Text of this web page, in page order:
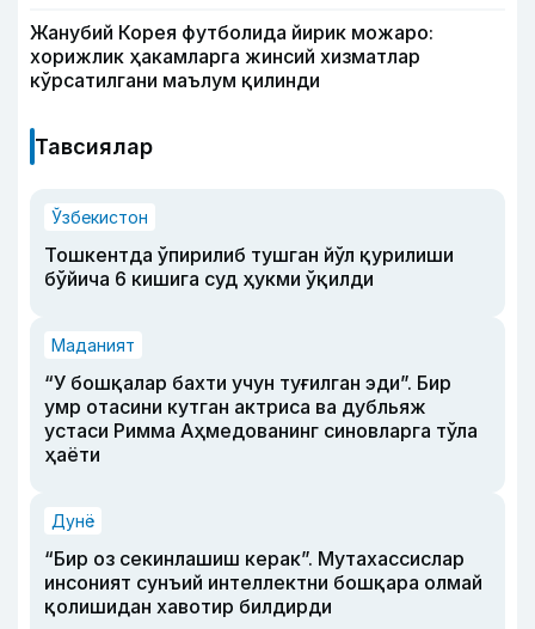
Жанубий Корея футболида йирик можаро:
хорижлик ҳакамларга жинсий хизматлар
кўрсатилгани маълум қилинди
Тавсиялар
Ўзбекистон
Тошкентда ўпирилиб тушган йўл қурилиши
бўйича 6 кишига суд ҳукми ўқилди
Маданият
“У бошқалар бахти учун туғилган эди”. Бир
умр отасини кутган актриса ва дубльяж
устаси Римма Аҳмедованинг синовларга тўла
ҳаёти
Дунё
“Бир оз секинлашиш керак”. Мутахассислар
инсоният сунъий интеллектни бошқара олмай
қолишидан хавотир билдирди